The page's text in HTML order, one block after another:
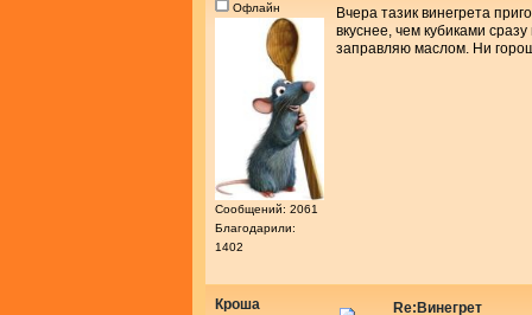
Офлайн
Сообщений: 2061
Благодарили:
1402
Вчера тазик винегрета
вкуснее, чем кубиками
заправляю маслом. Ни
Кроша Re:Винегрет